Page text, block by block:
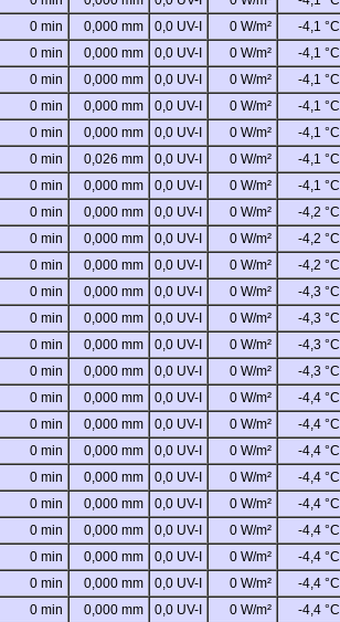
0 min 0,000 mm 0,0 UV-I 0 W/m² -4,1 °C
0 min 0,000 mm 0,0 UV-I 0 W/m² -4,1 °C
0 min 0,000 mm 0,0 UV-I 0 W/m² -4,1 °C
0 min 0,000 mm 0,0 UV-I 0 W/m² -4,1 °C
0 min 0,000 mm 0,0 UV-I 0 W/m² -4,1 °C
0 min 0,026 mm 0,0 UV-I 0 W/m² -4,1 °C
0 min 0,000 mm 0,0 UV-I 0 W/m² -4,1 °C
0 min 0,000 mm 0,0 UV-I 0 W/m² -4,2 °C
0 min 0,000 mm 0,0 UV-I 0 W/m² -4,2 °C
0 min 0,000 mm 0,0 UV-I 0 W/m² -4,2 °C
0 min 0,000 mm 0,0 UV-I 0 W/m² -4,3 °C
0 min 0,000 mm 0,0 UV-I 0 W/m² -4,3 °C
0 min 0,000 mm 0,0 UV-I 0 W/m² -4,3 °C
0 min 0,000 mm 0,0 UV-I 0 W/m² -4,3 °C
0 min 0,000 mm 0,0 UV-I 0 W/m² -4,4 °C
0 min 0,000 mm 0,0 UV-I 0 W/m² -4,4 °C
0 min 0,000 mm 0,0 UV-I 0 W/m² -4,4 °C
0 min 0,000 mm 0,0 UV-I 0 W/m² -4,4 °C
0 min 0,000 mm 0,0 UV-I 0 W/m² -4,4 °C
0 min 0,000 mm 0,0 UV-I 0 W/m² -4,4 °C
0 min 0,000 mm 0,0 UV-I 0 W/m² -4,4 °C
0 min 0,000 mm 0,0 UV-I 0 W/m² -4,4 °C
0 min 0,000 mm 0,0 UV-I 0 W/m² -4,4 °C